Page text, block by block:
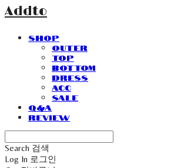
Addto
SHOP
Outer
Top
Bottom
Dress
Acc
Sale
Q&A
Review
Search 검색
Log In 로그인